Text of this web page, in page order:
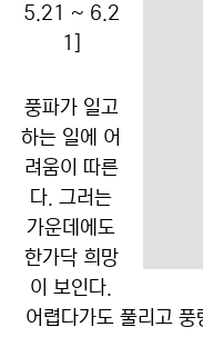
5.21 ~ 6.2
1]
풍파가 일고
하는 일에 어
려움이 따른
다. 그러는
가운데에도
한가닥 희망
이 보인다.
어렵다가도 풀리고 풍